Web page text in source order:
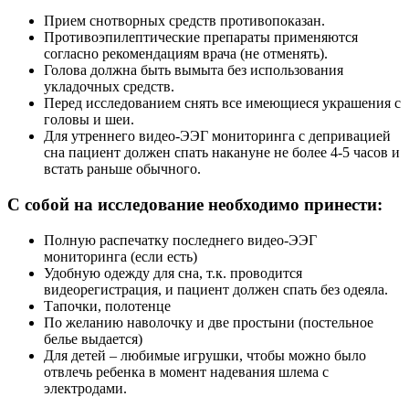
Прием снотворных средств противопоказан.
Противоэпилептические препараты применяются
согласно рекомендациям врача (не отменять).
Голова должна быть вымыта без использования
укладочных средств.
Перед исследованием снять все имеющиеся украшения с
головы и шеи.
Для утреннего видео-ЭЭГ мониторинга с депривацией
сна пациент должен спать накануне не более 4-5 часов и
встать раньше обычного.
С собой на исследование необходимо принести:
Полную распечатку последнего видео-ЭЭГ
мониторинга (если есть)
Удобную одежду для сна, т.к. проводится
видеорегистрация, и пациент должен спать без одеяла.
Тапочки, полотенце
По желанию наволочку и две простыни (постельное
белье выдается)
Для детей – любимые игрушки, чтобы можно было
отвлечь ребенка в момент надевания шлема с
электродами.